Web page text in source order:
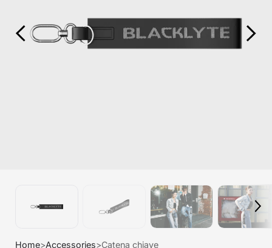
Home>Accessories>Catena chiave